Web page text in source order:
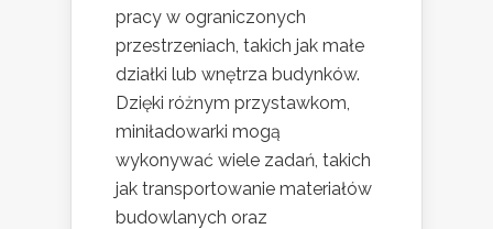
pracy w ograniczonych
przestrzeniach, takich jak małe
działki lub wnętrza budynków.
Dzięki różnym przystawkom,
miniładowarki mogą
wykonywać wiele zadań, takich
jak transportowanie materiałów
budowlanych oraz